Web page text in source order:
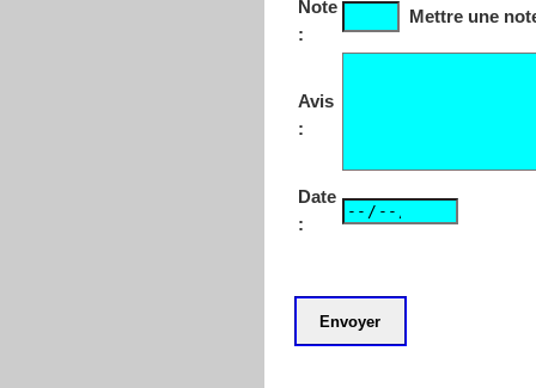
Note
:
Mettre une
Avis
:
Date
: